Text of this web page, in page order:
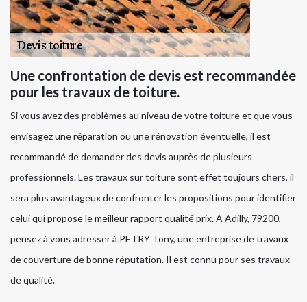
Une confrontation de devis est recommandée
pour les travaux de toiture.
Si vous avez des problèmes au niveau de votre toiture et que vous
envisagez une réparation ou une rénovation éventuelle, il est
recommandé de demander des devis auprès de plusieurs
professionnels. Les travaux sur toiture sont effet toujours chers, il
sera plus avantageux de confronter les propositions pour identifier
celui qui propose le meilleur rapport qualité prix. A Adilly, 79200,
pensez à vous adresser à PETRY Tony, une entreprise de travaux
de couverture de bonne réputation. Il est connu pour ses travaux
de qualité.